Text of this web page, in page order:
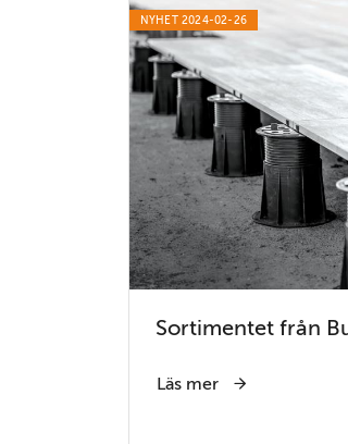
NYHET 2024-02-26
Sortimentet från
Läs mer